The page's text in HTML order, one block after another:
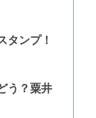
タンプ！
う？粟井